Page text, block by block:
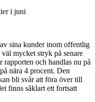
i juni
sina kunder inom offentlig
mycket stryk på senare
och handlas nu på
nära 4 procent. Den
bli svår att föra över till
finns såklart ett fortsatt